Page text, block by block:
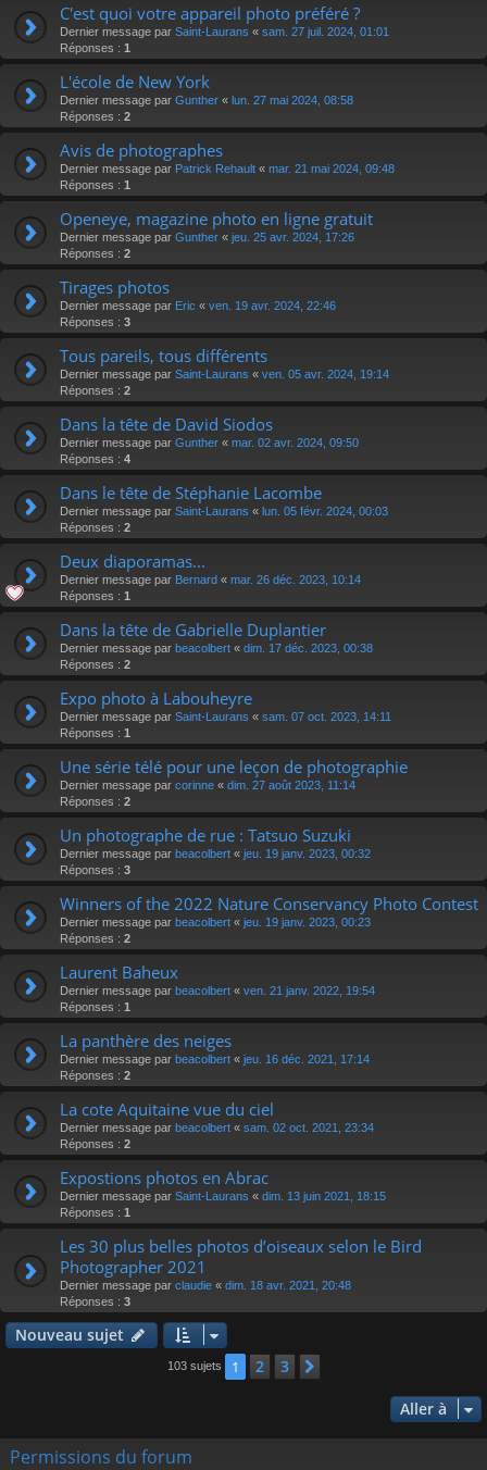
C'est quoi votre appareil photo préféré ?
Dernier message par Saint-Laurans « sam. 27 juil. 2024, 01:01
Réponses : 1
L'école de New York
Dernier message par Gunther « lun. 27 mai 2024, 08:58
Réponses : 2
Avis de photographes
Dernier message par Patrick Rehault « mar. 21 mai 2024, 09:48
Réponses : 1
Openeye, magazine photo en ligne gratuit
Dernier message par Gunther « jeu. 25 avr. 2024, 17:26
Réponses : 2
Tirages photos
Dernier message par Eric « ven. 19 avr. 2024, 22:46
Réponses : 3
Tous pareils, tous différents
Dernier message par Saint-Laurans « ven. 05 avr. 2024, 19:14
Réponses : 2
Dans la tête de David Siodos
Dernier message par Gunther « mar. 02 avr. 2024, 09:50
Réponses : 4
Dans le tête de Stéphanie Lacombe
Dernier message par Saint-Laurans « lun. 05 févr. 2024, 00:03
Réponses : 2
Deux diaporamas...
Dernier message par Bernard « mar. 26 déc. 2023, 10:14
Réponses : 1
Dans la tête de Gabrielle Duplantier
Dernier message par beacolbert « dim. 17 déc. 2023, 00:38
Réponses : 2
Expo photo à Labouheyre
Dernier message par Saint-Laurans « sam. 07 oct. 2023, 14:11
Réponses : 1
Une série télé pour une leçon de photographie
Dernier message par corinne « dim. 27 août 2023, 11:14
Réponses : 2
Un photographe de rue : Tatsuo Suzuki
Dernier message par beacolbert « jeu. 19 janv. 2023, 00:32
Réponses : 3
Winners of the 2022 Nature Conservancy Photo Contest
Dernier message par beacolbert « jeu. 19 janv. 2023, 00:23
Réponses : 2
Laurent Baheux
Dernier message par beacolbert « ven. 21 janv. 2022, 19:54
Réponses : 1
La panthère des neiges
Dernier message par beacolbert « jeu. 16 déc. 2021, 17:14
Réponses : 2
La cote Aquitaine vue du ciel
Dernier message par beacolbert « sam. 02 oct. 2021, 23:34
Réponses : 2
Expostions photos en Abrac
Dernier message par Saint-Laurans « dim. 13 juin 2021, 18:15
Réponses : 1
Les 30 plus belles photos d’oiseaux selon le Bird
Photographer 2021
Dernier message par claudie « dim. 18 avr. 2021, 20:48
Réponses : 3
Nouveau sujet
103 sujets 1 2 3
Aller à
Permissions du forum